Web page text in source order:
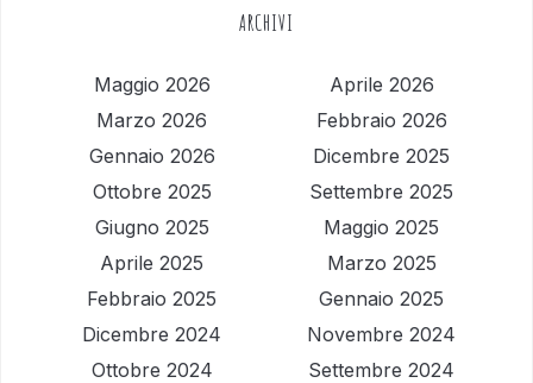
ARCHIVI
Maggio 2026
Aprile 2026
Marzo 2026
Febbraio 2026
Gennaio 2026
Dicembre 2025
Ottobre 2025
Settembre 2025
Giugno 2025
Maggio 2025
Aprile 2025
Marzo 2025
Febbraio 2025
Gennaio 2025
Dicembre 2024
Novembre 2024
Ottobre 2024
Settembre 2024